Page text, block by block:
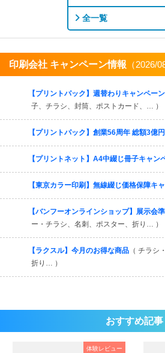
全一覧
印刷会社 キャンペーン情報 （2026/
【プリントパック】週替わりキャンペーン
子、チラシ、封筒、ポストカード、… ）
【プリントパック】創業56周年 総額3億
【プリントネット】A4中綴じ冊子キャン
【東京カラー印刷】無線綴じ価格保障キ
【バンフーオンラインショップ】展示会
ー・チラシ、名刺、ポスター、折り… ）
【ラクスル】今月のお得な商品 （ チラシ
折り… ）
おすすめ記事
体験レビュー